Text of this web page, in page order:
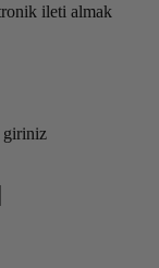
ileti almak
giriniz